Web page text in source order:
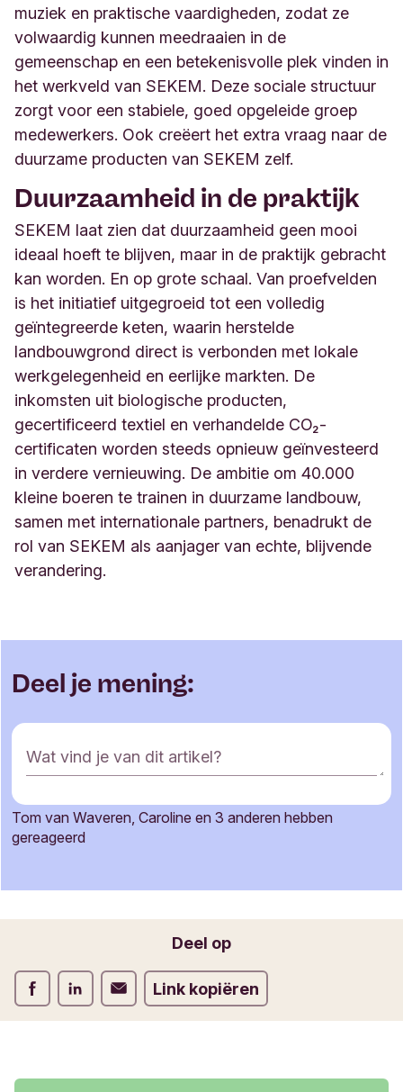
muziek en praktische vaardigheden, zodat ze
volwaardig kunnen meedraaien in de
gemeenschap en een betekenisvolle plek vinden in
het werkveld van SEKEM. Deze sociale structuur
zorgt voor een stabiele, goed opgeleide groep
medewerkers. Ook creëert het extra vraag naar de
duurzame producten van SEKEM zelf.
Duurzaamheid in de praktijk
SEKEM laat zien dat duurzaamheid geen mooi
ideaal hoeft te blijven, maar in de praktijk gebracht
kan worden. En op grote schaal. Van proefvelden
is het initiatief uitgegroeid tot een volledig
geïntegreerde keten, waarin herstelde
landbouwgrond direct is verbonden met lokale
werkgelegenheid en eerlijke markten. De
inkomsten uit biologische producten,
gecertificeerd textiel en verhandelde CO₂-
certificaten worden steeds opnieuw geïnvesteerd
in verdere vernieuwing. De ambitie om 40.000
kleine boeren te trainen in duurzame landbouw,
samen met internationale partners, benadrukt de
rol van SEKEM als aanjager van echte, blijvende
verandering.
Deel je mening:
R
e
c
t
f
u
i
Wat vind je van dit artikel?
Je naam
Jouw e-mailadres
Tom van Waveren, Caroline en 3 anderen hebben
gereageerd
Deel op
Deel op Facebook
Deel op LinkedInDeel op Verstuur per email
Link kopiëren